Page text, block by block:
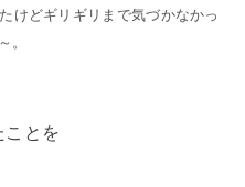
けどギリギリまで気づかなかっ
。
ことを